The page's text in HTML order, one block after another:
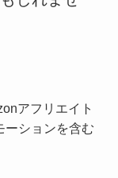
アフリエイト
ーションを含む